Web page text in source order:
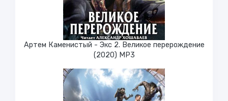
Артем Каменистый - Экс 2. Великое перерождение
(2020) МР3